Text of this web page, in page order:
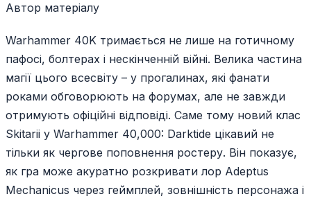
Автор матеріалу
Warhammer 40K тримається не лише на готичному
пафосі, болтерах і нескінченній війні. Велика частина
магії цього всесвіту – у прогалинах, які фанати
роками обговорюють на форумах, але не завжди
отримують офіційні відповіді. Саме тому новий клас
Skitarii у Warhammer 40,000: Darktide цікавий не
тільки як чергове поповнення ростеру. Він показує,
як гра може акуратно розкривати лор Adeptus
Mechanicus через геймплей, зовнішність персонажа і